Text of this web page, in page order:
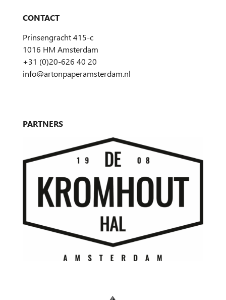
CONTACT
Prinsengracht 415-c
1016 HM Amsterdam
+31 (0)20-626 40 20
info@artonpaperamsterdam.nl
PARTNERS